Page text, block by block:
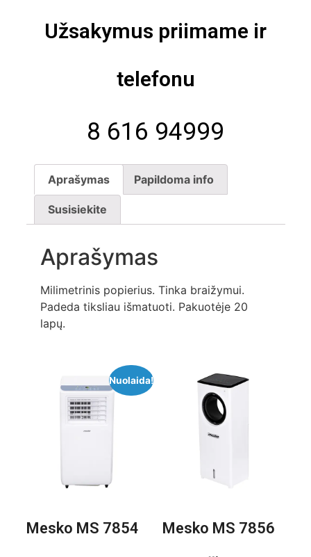
Užsakymus priimame ir
telefonu
8 616 94999
Aprašymas Papildoma info
Susisiekite
Aprašymas
Milimetrinis popierius. Tinka braižymui.
Padeda tiksliau išmatuoti. Pakuotėje 20
lapų.
Nuolaida!
Mesko MS 7854
Mesko MS 7856